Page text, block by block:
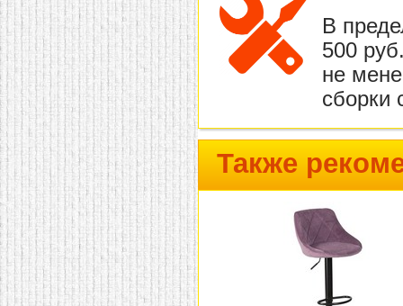
В
500
не
сборки
Также